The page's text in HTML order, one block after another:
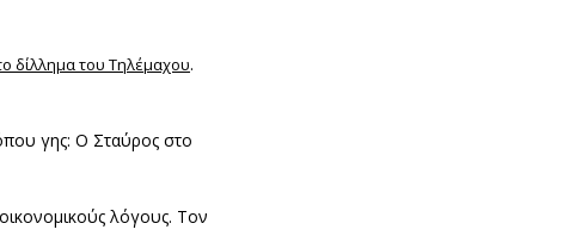
δίλλημα του Τηλέμαχου.
γης: Ο Σταύρος στο
λόγους. Τον